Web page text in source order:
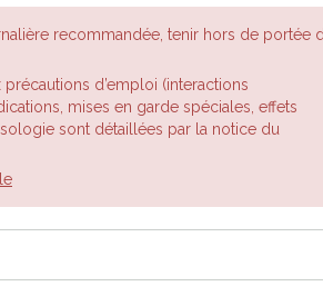
ci-dessous . Les choix possibles
recommandée, tenir hors de portée
précautions d’emploi (interactions
mises en garde spéciales, effets
sont détaillées par la notice du